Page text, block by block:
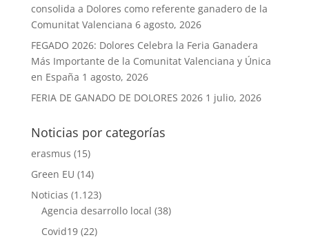
consolida a Dolores como referente ganadero de la
Comunitat Valenciana 6 agosto, 2026
FEGADO 2026: Dolores Celebra la Feria Ganadera
Más Importante de la Comunitat Valenciana y Única
en España 1 agosto, 2026
FERIA DE GANADO DE DOLORES 2026 1 julio, 2026
Noticias por categorías
erasmus (15)
Green EU (14)
Noticias (1.123)
Agencia desarrollo local (38)
Covid19(22)